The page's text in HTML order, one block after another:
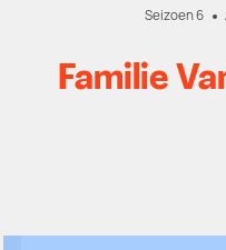
Seizoen 6
Familie